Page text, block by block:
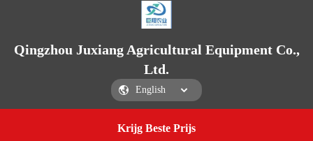
Krijg Beste Prijs
Qingzhou Juxiang Agricultural Equipment Co.,
Ltd.
Qingzhou Juxiang Agricultural Equipment Co., Ltd.
Get a Quote